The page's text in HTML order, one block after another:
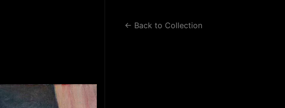
← Back to Collection
WORK 3 BLOG